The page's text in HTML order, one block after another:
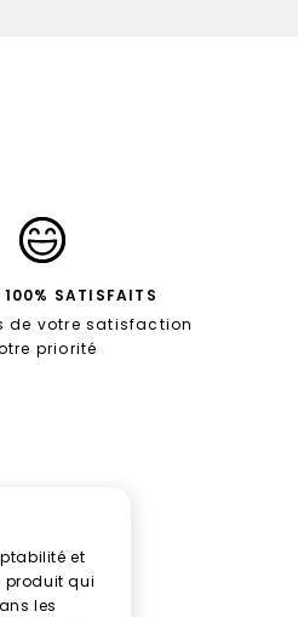
100% SATISFAITS
de votre satisfaction
priorité
et
produit qui
les